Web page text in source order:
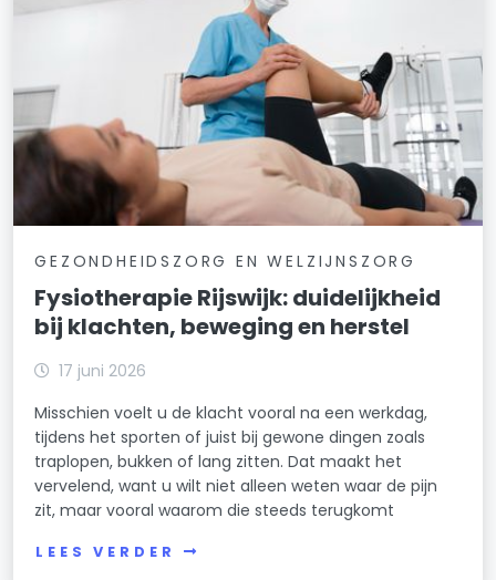
GEZONDHEIDSZORG EN WELZIJNSZORG
Fysiotherapie Rijswijk: duidelijkheid
bij klachten, beweging en herstel
17 juni 2026
Misschien voelt u de klacht vooral na een werkdag,
tijdens het sporten of juist bij gewone dingen zoals
traplopen, bukken of lang zitten. Dat maakt het
vervelend, want u wilt niet alleen weten waar de pijn
zit, maar vooral waarom die steeds terugkomt
LEES VERDER